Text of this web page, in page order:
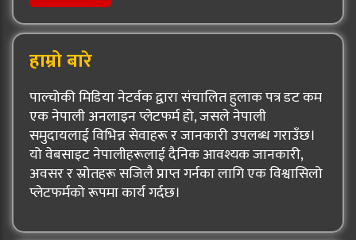
हाम्रो बारे
पाल्चोकी मिडिया नेटर्वक द्वारा संचालित हुलाक पत्र डट कम
एक नेपाली अनलाइन प्लेटफर्म हो, जसले नेपाली
समुदायलाई विभिन्न सेवाहरू र जानकारी उपलब्ध गराउँछ।
यो वेबसाइट नेपालीहरूलाई दैनिक आवश्यक जानकारी,
अवसर र स्रोतहरू सजिलै प्राप्त गर्नका लागि एक विश्वासिलो
प्लेटफर्मको रूपमा कार्य गर्दछ।